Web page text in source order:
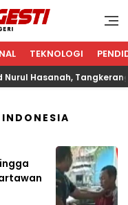
TEKNOLOGI
Hasanah, Tangkerang